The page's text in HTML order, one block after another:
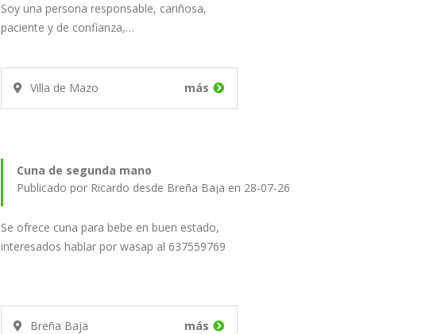
Soy una persona responsable, cariñosa,
paciente y de confianza,…
Villa de Mazo más
Cuna de segunda mano
Publicado por Ricardo desde Breña Baja en 28-07-26
Se ofrece cuna para bebe en buen estado,
interesados hablar por wasap al 637559769
Breña Baja más